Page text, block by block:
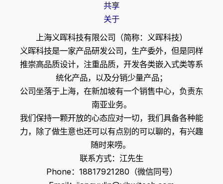
共享
关于
上海义晖科技有限公司（简称：义晖科技）
义晖科技是一家产品研发公司，生产委外，但是同样
推崇高品质设计，注重品质，开发各类嵌入式类等系
统化产品，以及分销少量产品；
公司坐落于上海，在新加坡有一个销售中心，负责东
南亚业务。
我们保持一颗开放的心态应对一切，我们具备各种能
力，除了做生意也还可以有点别的可以聊的，有兴趣
随时来唠。
联系方式：江先生
Phone：18817921280（微信同号）